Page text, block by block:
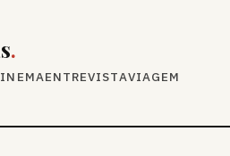
.
ENTREVISTAVIAGEM